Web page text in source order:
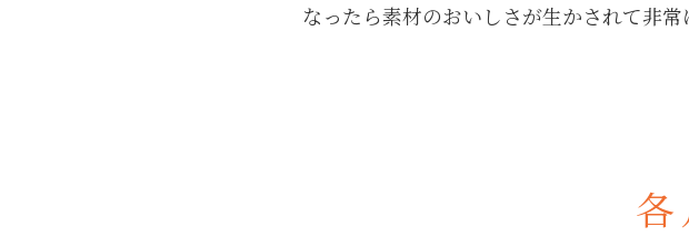
なったら素材のおいしさが生かされて非常